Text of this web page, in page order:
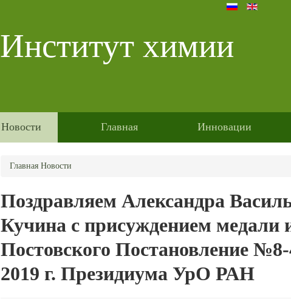
Институт химии
Новости Главная Инновации
Главная Новости
Поздравляем Александра
Кучина с присуждением
Постовского Постановление
2019 г. Президиума УрО РАН